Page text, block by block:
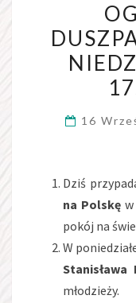
16
Dziś
na Polskę
pokój na
W
Stanisława
młodzieży.